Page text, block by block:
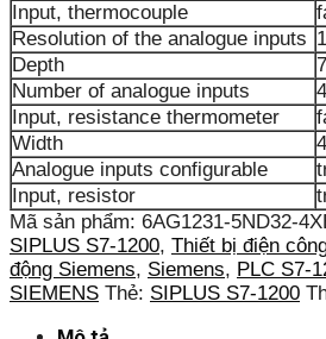
Input, thermocouple
Resolution of the analogue inputs
Depth
Number of analogue inputs
4
Input, resistance thermometer
Width
Analogue inputs configurable
Input, resistor
Mã sản phẩm: 6AG1231-5ND32-
SIPLUS S7-1200, Thiết bị điện
động Siemens, Siemens, PLC S7-
SIEMENS Thẻ: SIPLUS S7-1200